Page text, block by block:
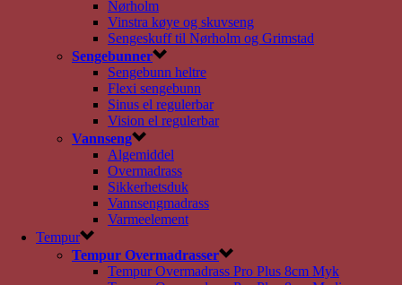
Nørholm
Vinstra køye og skuvseng
Sengeskuff til Nørholm og Grimstad
Sengebunner
Sengebunn heltre
Flexi sengebunn
Sinus el regulerbar
Vision el regulerbar
Vannseng
Algemiddel
Overmadrass
Sikkerhetsduk
Vannsengmadrass
Varmeelement
Tempur
Tempur Overmadrasser
Tempur Overmadrass Pro Plus 8cm Myk